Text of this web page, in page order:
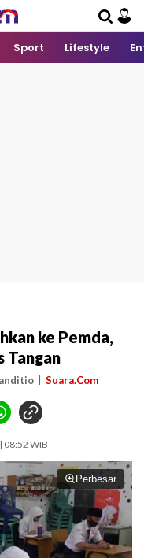
Sport Lifestyle
ke Pemda,
Tangan
Suara.Com
08:52 WIB
Perbesar